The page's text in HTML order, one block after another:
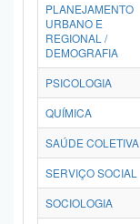
PLANEJAMENTO
URBANO E
REGIONAL /
DEMOGRAFIA
PSICOLOGIA
QUÍMICA
SAÚDE COLETIVA
SERVIÇO SOCIAL
SOCIOLOGIA